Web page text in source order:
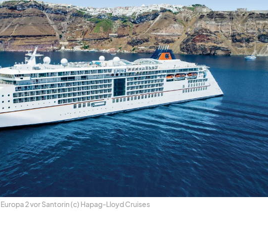
Eu­ropa 2 vor San­to­rin (c) Ha­pag-Lloyd Crui­ses